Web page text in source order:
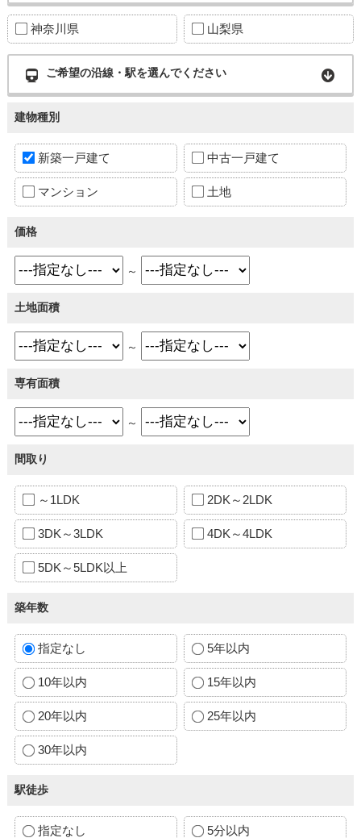
神奈川県 山梨県
ご希望の沿線・駅を選んでください
建物種別
新築一戸建て 中古一戸建て
マンション 土地
価格
～
土地面積
～
専有面積
～
間取り
～1LDK 2DK～2LDK
3DK～3LDK 4DK～4LDK
5DK～5LDK以上
築年数
指定なし 5年以内
10年以内 15年以内
20年以内 25年以内
30年以内
駅徒歩
指定なし 5分以内